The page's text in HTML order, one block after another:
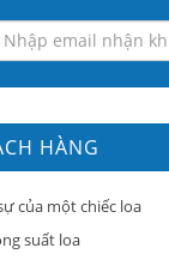
HÀNG
của một chiếc loa
suất loa